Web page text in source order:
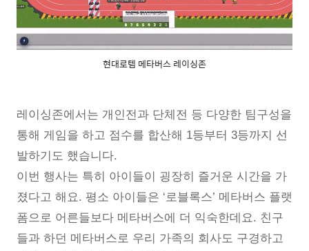
현대로템 메타버스 레이싱존
레이싱존에서는 개인전과 단체전 등 다양한 팀구성을
통해 게임을 하고 점수를 합산해 1등부터 3등까지 선
발하기도 했습니다.
이번 행사는 특히 아이들이 굉장히 즐거운 시간을 가
졌다고 해요. 평소 아이들은 ‘로블록스’ 메타버스 플랫
폼으로 어른들보다 메타버스에 더 익숙한데요. 친구
들과 하던 메타버스로 우리 가족의 회사도 구경하고